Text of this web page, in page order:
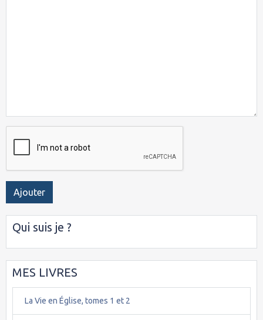
Ajouter
Qui suis je ?
MES LIVRES
La Vie en Église, tomes 1 et 2